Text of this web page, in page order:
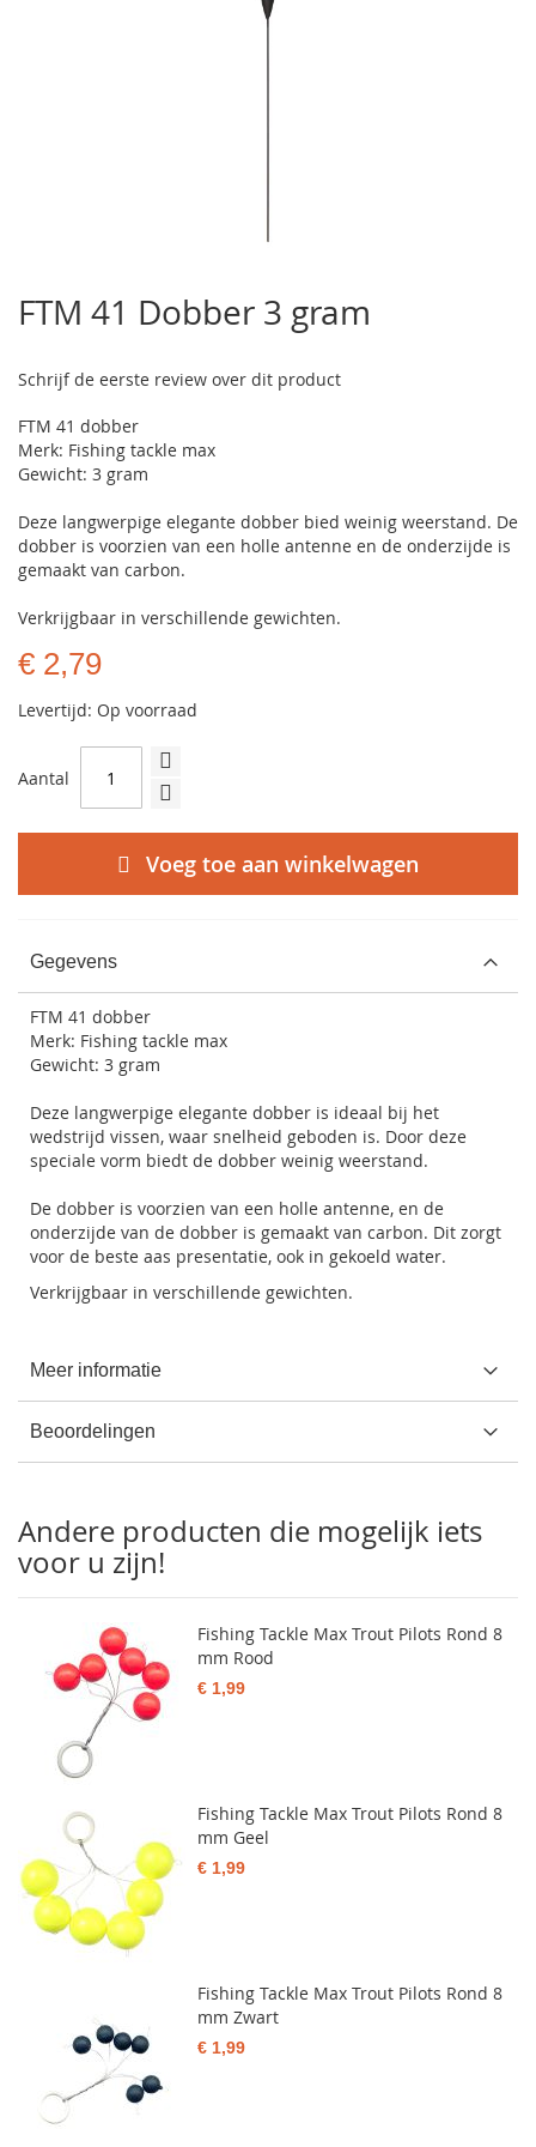
het
begin
de
gallerij
FTM 41 Dobber 3 gram
Schrijf de eerste review over dit product
FTM 41 dobber
Merk: Fishing tackle max
Gewicht: 3 gram
Deze langwerpige elegante dobber bied weinig weerstand. De
dobber is voorzien van een holle antenne en de onderzijde is
gemaakt van carbon.
Verkrijgbaar in verschillende gewichten.
€ 2,79
Levertijd: Op voorraad
Aantal
Voeg toe aan winkelwagen
Gegevens
FTM 41 dobber
Merk: Fishing tackle max
Gewicht: 3 gram
Deze langwerpige elegante dobber is ideaal bij het
wedstrijd vissen, waar snelheid geboden is. Door deze
speciale vorm biedt de dobber weinig weerstand.
De dobber is voorzien van een holle antenne, en de
onderzijde van de dobber is gemaakt van carbon. Dit zorgt
voor de beste aas presentatie, ook in gekoeld water.
Verkrijgbaar in verschillende gewichten.
Meer informatie
Beoordelingen
Andere producten die mogelijk iets
voor u zijn!
Fishing Tackle Max Trout Pilots Rond 8
mm Rood
€ 1,99
Fishing Tackle Max Trout Pilots Rond 8
mm Geel
€ 1,99
Fishing Tackle Max Trout Pilots Rond 8
mm Zwart
€ 1,99